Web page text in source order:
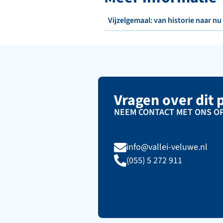
Vijzelgemaal: van historie naar nu
Vragen over dit
NEEM CONTACT MET ONS
info@vallei-veluwe.nl
(055) 5 272 911